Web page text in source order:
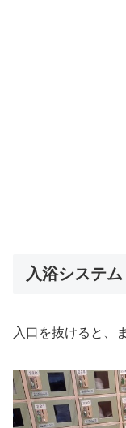
入浴システム
入口を抜けると、